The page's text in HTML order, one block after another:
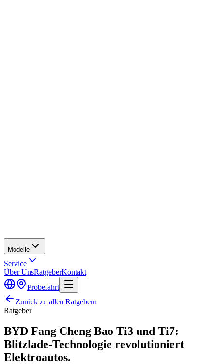
Modelle
Service
Über UnsRatgeberKontakt
Probefahrt
Zurück zu allen Ratgebern
Ratgeber
BYD Fang Cheng Bao Ti3 und Ti7:
Blitzlade-Technologie revolutioniert
Elektroautos.